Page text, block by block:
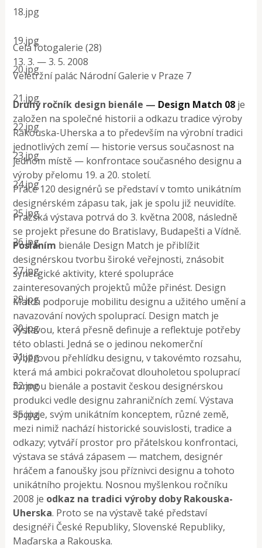
18.jpg
19.jpg
20.jpg
21.jpg
22.jpg
23.jpg
24.jpg
25.jpg
26.jpg
27.jpg
29.jpg
30.jpg
31.jpg
32.jpg
35.jpg
Celá fotogalerie (28)
13. 3. — 3. 5. 2008
Veletržní palác Národní Galerie v Praze 7
Druhý ročník design bienále — Design Match 08 je
založen na společné historii a odkazu tradice výroby
Rakouska-Uherska a to především na výrobní tradici
jednotlivých zemí — historie versus současnost na
jednom místě — konfrontace současného designu a
výroby přelomu 19. a 20. století.
Práce 120 designérů se představí v tomto unikátním
designérském zápasu tak, jak je spolu již neuvidíte.
Pražská výstava potrvá do 3. května 2008, následně
se projekt přesune do Bratislavy, Budapešti a Vídně.
Posláním bienále Design Match je přiblížit
designérskou tvorbu široké veřejnosti, znásobit
synergické aktivity, které spolupráce
zainteresovaných projektů může přinést. Design
Match podporuje mobilitu designu a užitého umění a
navazování nových spoluprací. Design match je
výstavou, která přesně definuje a reflektuje potřeby
této oblasti. Jedná se o jedinou nekomerční
výběrovou přehlídku designu, v takovémto rozsahu,
která má ambici pokračovat dlouholetou spoluprací
formou bienále a postavit českou designérskou
produkci vedle designu zahraničních zemí. Výstava
spojuje, svým unikátním konceptem, různé země,
mezi nimiž nachází historické souvislosti, tradice a
odkazy; vytváří prostor pro přátelskou konfrontaci,
výstava se stává zápasem — matchem, designér
hráčem a fanoušky jsou příznivci designu a tohoto
unikátního projektu. Nosnou myšlenkou ročníku
2008 je odkaz na tradici výroby doby Rakouska-
Uherska. Proto se na výstavě také představí
designéři České Republiky, Slovenské Republiky,
Maďarska a Rakouska.